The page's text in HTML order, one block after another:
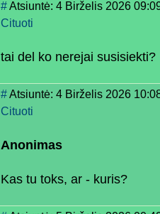
#Atsiuntė: 4 Birželis 2026
Cituoti
tai del ko nerejai susisiekti?
#Atsiuntė: 4 Birželis 2026
Cituoti
Anonimas
Kas tu toks, ar - kuris?